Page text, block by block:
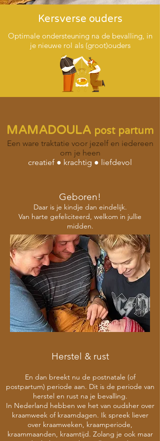
Kersverse ouders
Optimale ondersteuning na de bevalling, in
je nieuwe rol als (groot)ouders
MAMADOULA post partum
Een ware traktatie voor jezelf en iedereen
om je heen
creatief ● krachtig ● liefdevol
Geboren!
Daar is je kindje dan eindelijk.
Van harte gefeliciteerd, welkom in jullie
midden.
Herstel & rust
En dan breekt nu de postnatale (of
postpartum) periode aan. Dit is de periode van
herstel en rust na je bevalling.
In Nederland hebben we het van oudsher over
kraamweek of kraamdagen. Ik spreek liever
over kraamweken, kraamperiode,
kraammaanden, kraamtijd. Zolang je ook maar